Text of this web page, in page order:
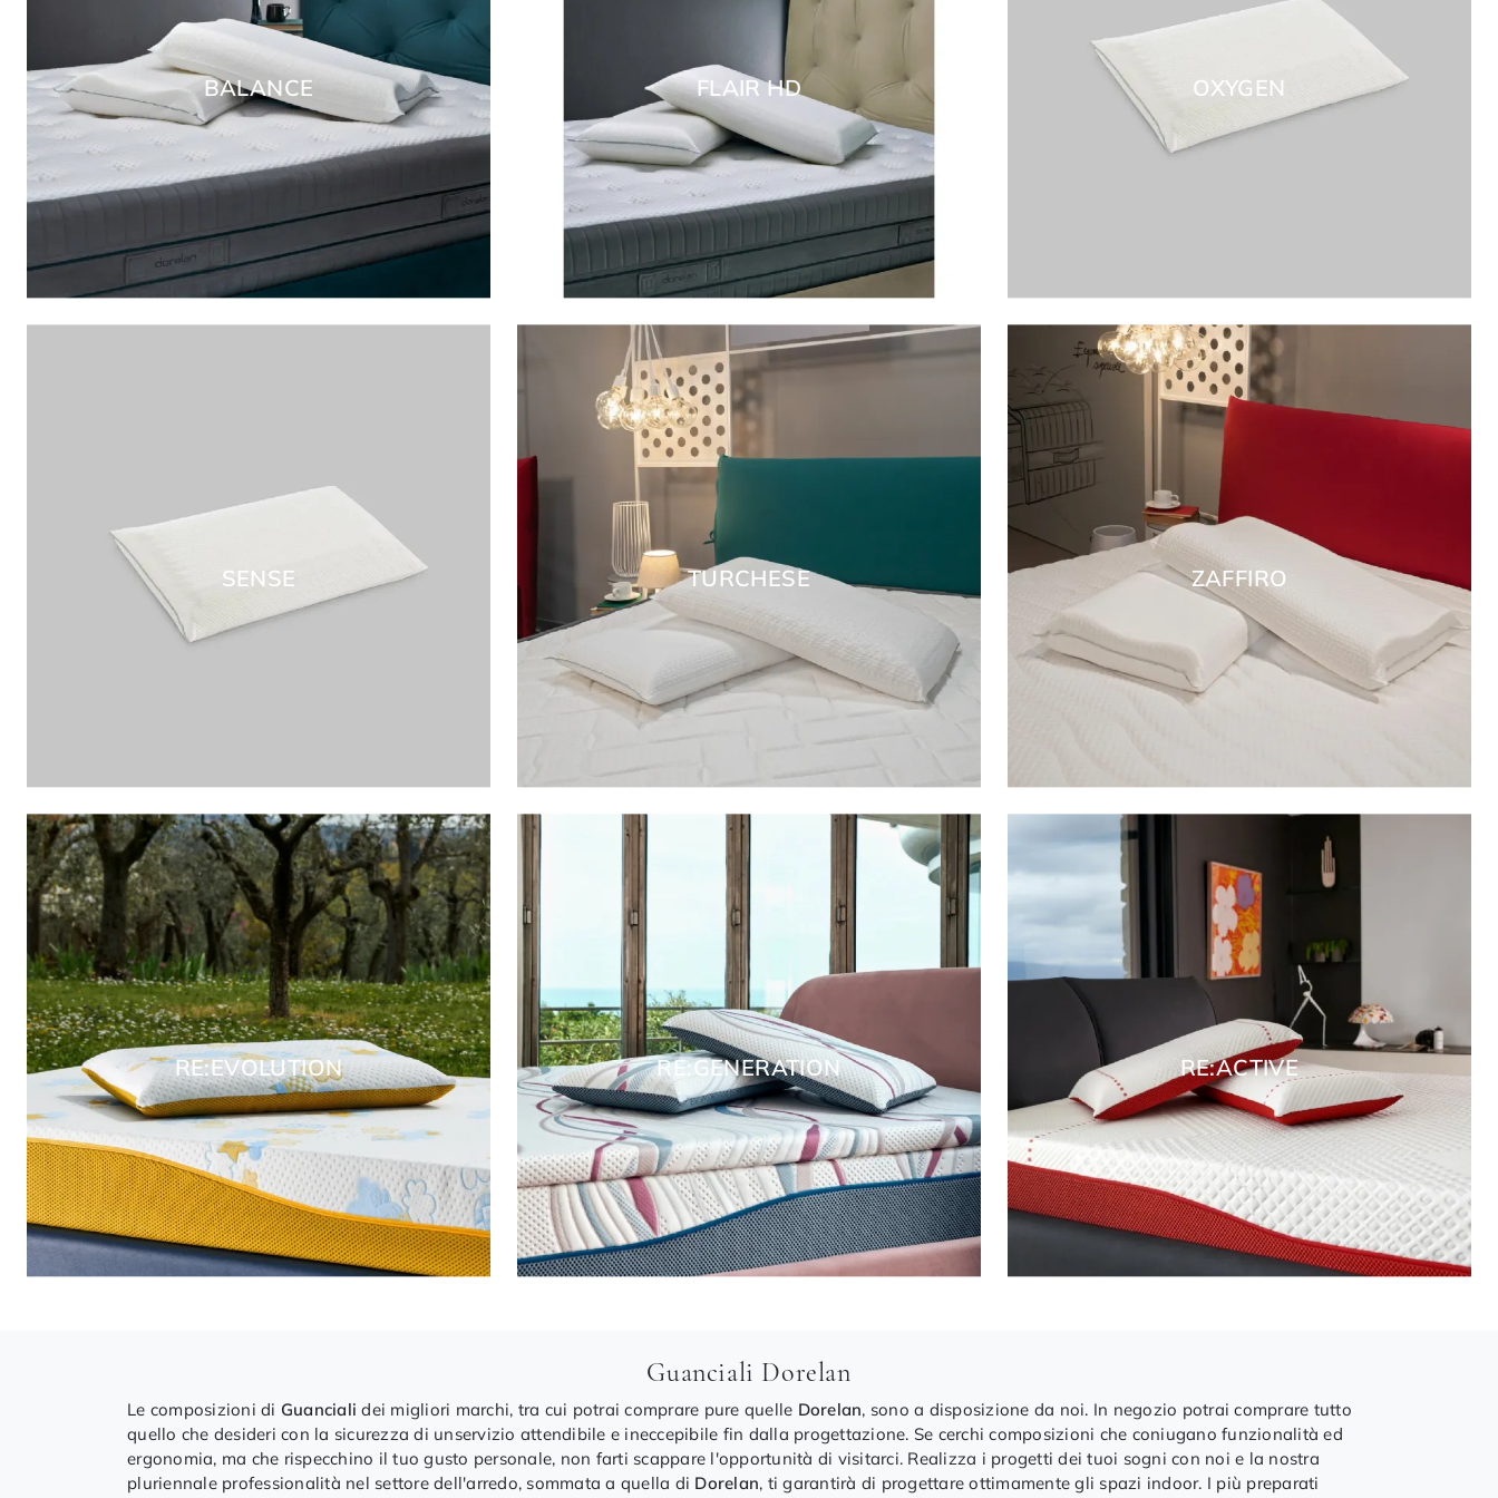
BALANCE FLAIR HD OXYGEN
SENSE TURCHESE ZAFFIRO
RE:EVOLUTION RE:GENERATION RE:ACTIVE
Guanciali Dorelan
Le composizioni di Guanciali dei migliori marchi, tra cui potrai comprare pure quelle Dorelan, sono a disposizione da noi. In negozio potrai comprare tutto
quello che desideri con la sicurezza di unservizio attendibile e ineccepibile fin dalla progettazione. Se cerchi composizioni che coniugano funzionalità ed
ergonomia, ma che rispecchino il tuo gusto personale, non farti scappare l'opportunità di visitarci. Realizza i progetti dei tuoi sogni con noi e la nostra
pluriennale professionalità nel settore dell'arredo, sommata a quella di Dorelan, ti garantirà di progettare ottimamente gli spazi indoor. I più preparati